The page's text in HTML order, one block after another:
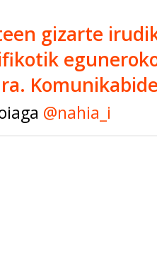
gizarte
@nahia_i